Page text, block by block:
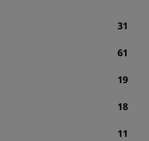
31
61
19
18
11